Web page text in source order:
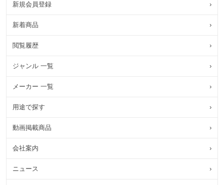
新規会員登録 ›
新着商品 ›
閲覧履歴 ›
ジャンル 一覧 ›
メーカー 一覧 ›
用途で探す ›
動画掲載商品 ›
会社案内 ›
ニュース ›